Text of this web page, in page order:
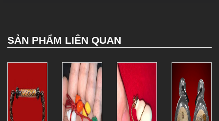
SẢN PHẨM LIÊN QUAN